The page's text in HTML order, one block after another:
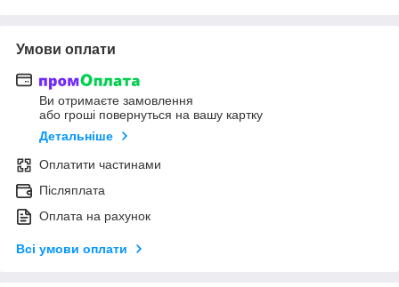
Умови оплати
Ви отримаєте замовлення
або гроші повернуться на вашу картку
Детальніше
Оплатити частинами
Післяплата
Оплата на рахунок
Всі умови оплати